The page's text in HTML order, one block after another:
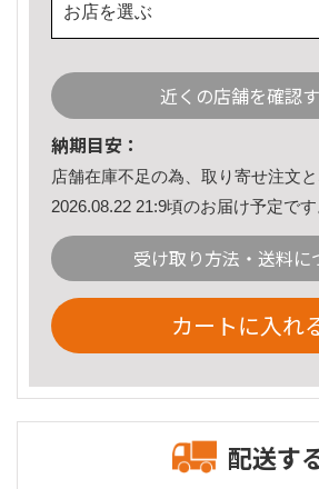
お店を選ぶ
近くの店舗を確認
納期目安：
店舗在庫不足の為、取り寄せ注文と
2026.08.22 21:9頃のお届け予定です
受け取り方法・送料に
カートに入れ
配送す